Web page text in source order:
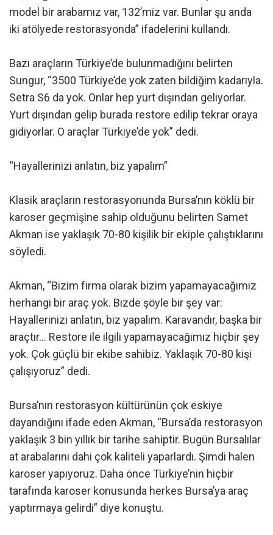
model bir arabamız var, 132’miz var. Bunlar şu anda
iki atölyede restorasyonda” ifadelerini kullandı.
Bazı araçların Türkiye’de bulunmadığını belirten
Sungur, “3500 Türkiye’de yok zaten bildiğim kadarıyla.
Setra S6 da yok. Onlar hep yurt dışından geliyorlar.
Yurt dışından gelip burada restore edilip tekrar oraya
gidiyorlar. O araçlar Türkiye’de yok” dedi.
“Hayallerinizi anlatın, biz yapalım”
Klasik araçların restorasyonunda Bursa’nın köklü bir
karoser geçmişine sahip olduğunu belirten Samet
Akman ise yaklaşık 70-80 kişilik bir ekiple çalıştıklarını
söyledi.
Akman, “Bizim firma olarak bizim yapamayacağımız
herhangi bir araç yok. Bizde şöyle bir şey var:
Hayallerinizi anlatın, biz yapalım. Karavandır, başka bir
araçtır… Restore ile ilgili yapamayacağımız hiçbir şey
yok. Çok güçlü bir ekibe sahibiz. Yaklaşık 70-80 kişi
çalışıyoruz” dedi.
Bursa’nın restorasyon kültürünün çok eskiye
dayandığını ifade eden Akman, “Bursa’da restorasyon
yaklaşık 3 bin yıllık bir tarihe sahiptir. Bugün Bursalılar
at arabalarını dahi çok kaliteli yaparlardı. Şimdi halen
karoser yapıyoruz. Daha önce Türkiye’nin hiçbir
tarafında karoser konusunda herkes Bursa’ya araç
yaptırmaya gelirdi” diye konuştu.